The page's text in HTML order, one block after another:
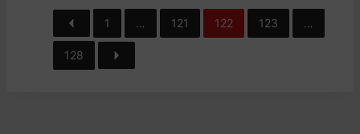
1 … 121 122 123 …
128